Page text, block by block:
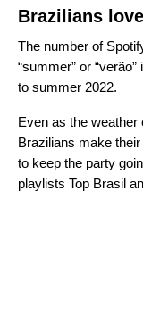
Brazilians
The number of
“summer” or
to summer 2022.
Even as the
Brazilians make
to keep the party
playlists Top Brasil